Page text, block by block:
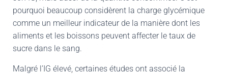
pourquoi beaucoup considèrent la charge glycémique
comme un meilleur indicateur de la manière dont les
aliments et les boissons peuvent affecter le taux de
sucre dans le sang.
Malgré l’IG élevé, certaines études ont associé la